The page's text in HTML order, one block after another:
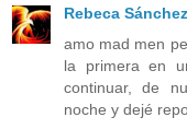
Rebeca Sánchez
amo mad men
la primera en
continuar, de
noche y dejé